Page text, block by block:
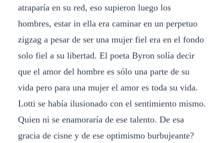
atraparía en su red, eso supieron luego los
hombres, estar in ella era caminar en un perpetuo
zigzag a pesar de ser una mujer fiel era en el fondo
solo fiel a su libertad. El poeta Byron solía decir
que el amor del hombre es sólo una parte de su
vida pero para una mujer el amor es toda su vida.
Lotti se había ilusionado con el sentimiento mismo.
Quien ni se enamoraría de ese talento. De esa
gracia de cisne y de ese optimismo burbujeante?